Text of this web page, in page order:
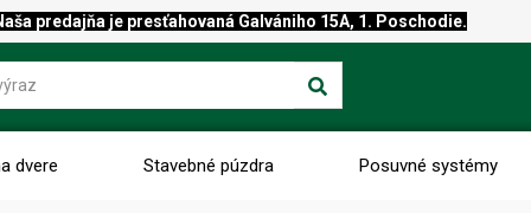
predajňa je presťahovaná Galvániho 15A, 1. Poschodie.
dvere Stavebné púzdra Posuvné systémy